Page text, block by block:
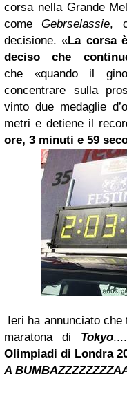
corsa nella Grande
comeGebrselassie,
decisione.«La corsa
deciso che
che «quando il
concentrare sulla
vinto due medaglie
metri e detiene il
ore, 3 minuti e 59
Ieri ha annunciato
maratona di Tokyo
Olimpiadi di Londra
A